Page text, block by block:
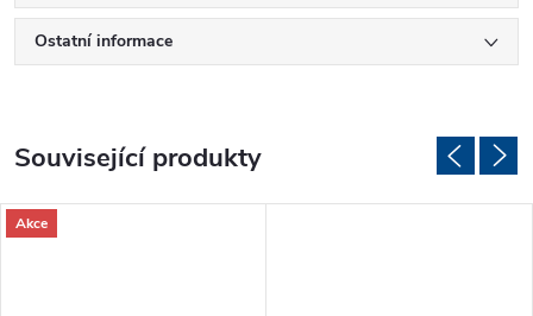
Ostatní informace
Související produkty
Akce